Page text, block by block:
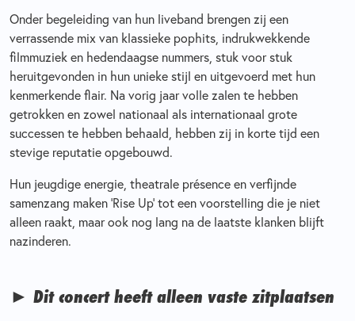
Onder begeleiding van hun liveband brengen zij een
verrassende mix van klassieke pophits, indrukwekkende
filmmuziek en hedendaagse nummers, stuk voor stuk
heruitgevonden in hun unieke stijl en uitgevoerd met hun
kenmerkende flair. Na vorig jaar volle zalen te hebben
getrokken en zowel nationaal als internationaal grote
successen te hebben behaald, hebben zij in korte tijd een
stevige reputatie opgebouwd.
Hun jeugdige energie, theatrale présence en verfijnde
samenzang maken ‘Rise Up’ tot een voorstelling die je niet
alleen raakt, maar ook nog lang na de laatste klanken blijft
nazinderen.
► Dit concert heeft alleen vaste zitplaatsen